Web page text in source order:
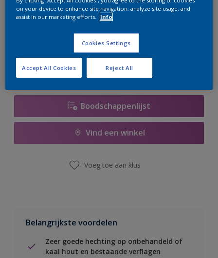
Op dit moment is het niet mogelijk dit product online
te bestellen. Houd de website in de gaten, we werken
er hard aan om de voorraad aan te vullen.
Boodschappenlijst
Vind een winkel
Voeg toe aan klus
Belangrijkste voordelen
Zeer goede hechting op onbehandeld of
kaal hout en bestaande verflagen
on your device to enhance site navigation, analyze site usage, and
assist in our marketing efforts.
Info
Cookies Settings
Reject All
Accept All Cookies